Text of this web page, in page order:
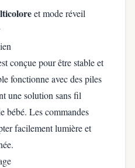
et mode réveil
conçue pour être stable et
fonctionne avec des piles
une solution sans fil
bébé. Les commandes
facilement lumière et